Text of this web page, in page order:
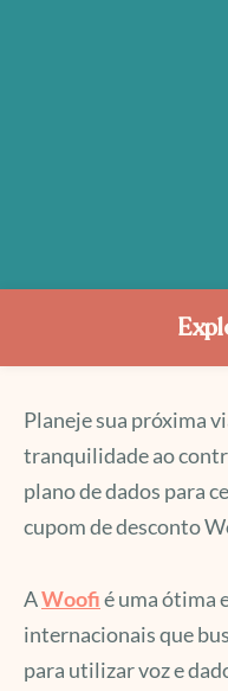
Planeje sua próxima
tranquilidade ao
plano de dados para
cupom de desconto
AWoofié uma ótima
internacionais que
para utilizar voz e